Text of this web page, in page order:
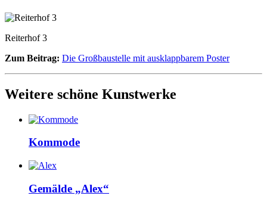
Reiterhof 3
Zum Beitrag: Die Großbaustelle mit ausklappbarem Poster
Weitere schöne Kunstwerke
Kommode
Gemälde „Alex“